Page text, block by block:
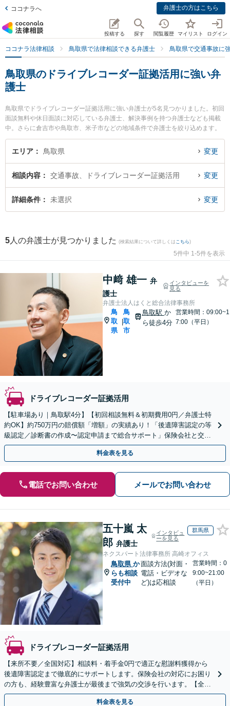
ココナラへ 弁護士の方はこちら
投稿する 探す 閲覧履歴 マイリスト ログイン
ココナラ法律相談 鳥取県で法律相談できる弁護士 鳥取県で交通事故に
鳥取県のドライブレコーダー証拠活用に強い弁
護士
鳥取県でドライブレコーダー証拠活用に強い弁護士が5名見つかりました。初回
面談無料や休日面談に対応している弁護士、解決事例を持つ弁護士なども掲載
中。さらに倉吉市や鳥取市、米子市などの地域条件で弁護士を絞り込めます。
交通事故に関係する自動車事故やバイク事故、自転車事故等の細かな分野での
絞り込み検索もでき便利です。特に弁護士法人はくと総合法律事務所の中﨑 雄
『鳥取県で土日や夜間に発生したドライブレコーダー証拠活用のトラブルを今
すぐに弁護士に相談したい』『ドライブレコーダー証拠活用のトラブル解決の
実績豊富な近くの弁護士を検索したい』『初回相談無料でドライブレコーダー
エリア 鳥取県 変更
相談内容 交通事故、ドライブレコーダー証拠活用 変更
詳細条件 未選択 変更
5 人の弁護士が見つかりました (検索結果について詳しくは こちら)
5件中 1-5件を表示
中﨑 雄一 弁
護士
インタビューを
見る
弁護士法人はくと総合法律事務所
鳥
取
県
|
鳥
取
市
鳥取駅 か
ら徒歩4分
営業時間：09:00~1
7:00（平日）
ドライブレコーダー証拠活用
【駐車場あり｜鳥取駅4分】【初回相談無料＆初期費用0円／弁護士特
約OK】約750万円の賠償額「増額」の実績あり！「後遺障害認定の等
級認定／診断書の作成〜認定申請まで総合サポート」保険会社と交渉
し、最大限の賠償金獲得を目指します。
料金表を見る
電話でお問い合わせ メールでお問い合わせ
五十嵐 太
郎 弁護士
インタビュ
ーを見る
群馬県
ネクスパート法律事務所 高崎オフィス
鳥取県 か
らも相談
受付中
面談方法(対面・
電話・ビデオな
ど)は応相談
営業時間：0
9:00~21:00
（平日）
ドライブレコーダー証拠活用
【来所不要／全国対応】相談料・着手金0円で適正な慰謝料獲得から
後遺障害認定まで徹底的にサポートします。保険会社の対応にお困り
の方も、経験豊富な弁護士が最後まで強気の交渉を行います。【全国
13拠点】お気軽にご相談ください。
料金表を見る